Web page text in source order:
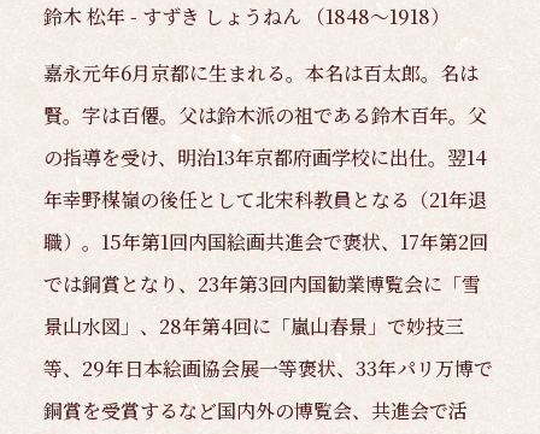
鈴木 松年 - すずき しょうねん （1848～1918）
嘉永元年6月京都に生まれる。本名は百太郎。名は
賢。字は百僊。父は鈴木派の祖である鈴木百年。父
の指導を受け、明治13年京都府画学校に出仕。翌14
年幸野楳嶺の後任として北宋科教員となる（21年退
職）。15年第1回内国絵画共進会で褒状、17年第2回
では銅賞となり、23年第3回内国勧業博覧会に「雪
景山水図」、28年第4回に「嵐山春景」で妙技三
等、29年日本絵画協会展一等褒状、33年パリ万博で
銅賞を受賞するなど国内外の博覧会、共進会で活